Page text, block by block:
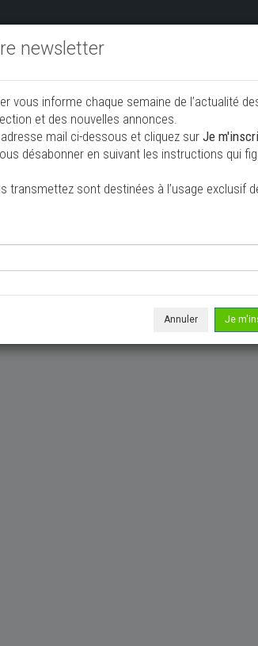
veuillez modifier vos critères de
newsletter
vous informe chaque semaine de l’actualité
et des nouvelles annonces.
mail ci-dessous et cliquez sur Je
désabonner en suivant les instructions qui
transmettez sont destinées à l’usage exclusif
Annuler Je